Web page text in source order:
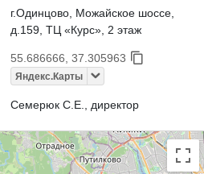
г.Одинцово, Можайское шоссе,
д.159, ТЦ «Курс», 2 этаж
55.686666, 37.305963
Яндекс.Карты
Семерюк С.Е., директор